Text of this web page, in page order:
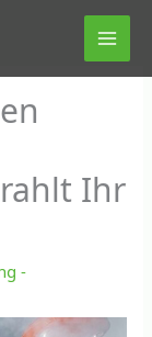
Ihr
-